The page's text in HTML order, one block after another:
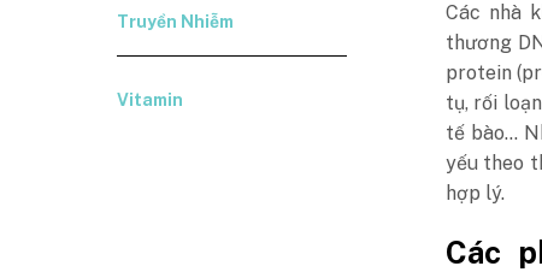
Truyền Nhiễm
Vitamin
Các nhà
thương
protein
tụ, rối
tế bào…
yếu theo
hợp lý.
Các